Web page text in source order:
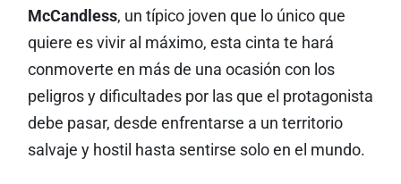
McCandless, un típico joven que lo único que
quiere es vivir al máximo, esta cinta te hará
conmoverte en más de una ocasión con los
peligros y dificultades por las que el protagonista
debe pasar, desde enfrentarse a un territorio
salvaje y hostil hasta sentirse solo en el mundo.